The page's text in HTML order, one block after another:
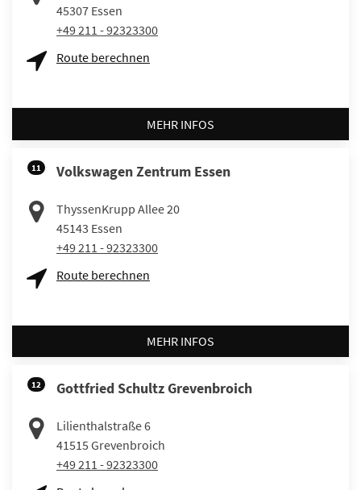
45307 Essen
+49 211 - 92323300
Route berechnen
MEHR INFOS
11 Volkswagen Zentrum Essen
ThyssenKrupp Allee 20
45143 Essen
+49 211 - 92323300
Route berechnen
MEHR INFOS
12 Gottfried Schultz Grevenbroich
Lilienthalstraße 6
41515 Grevenbroich
+49 211 - 92323300